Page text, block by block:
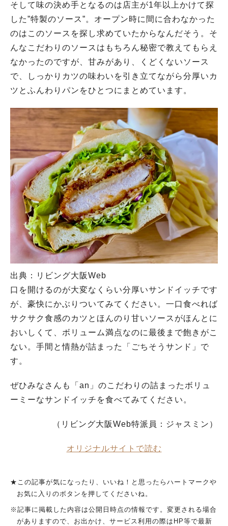
そして味の決め手となるのは店主が1年以上かけて探
した”特製のソース”。オープン時に間に合わなかった
のはこのソースを探し求めていたからなんだそう。そ
んなこだわりのソースはもちろん秘密で教えてもらえ
なかったのですが、甘みがあり、くどくないソース
で、しっかりカツの味わいを引き立てながら分厚いカ
ツとふんわりパンをひとつにまとめています。
出典：リビング大阪Web
口を開けるのが大変なくらい分厚いサンドイッチです
が、豪快にかぶりついてみてください。一口食べれば
サクサク食感のカツとほんのり甘いソースがほんとに
おいしくて、ボリューム満点なのに最後まで飽きがこ
ない。手間と情熱が詰まった「ごちそうサンド」で
す。
ぜひみなさんも「an」のこだわりの詰まったボリュ
ーミーなサンドイッチを食べてみてください。
（リビング大阪Web特派員：ジャスミン）
オリジナルサイトで読む
★この記事が気になったり、いいね！と思ったらハートマークや
お気に入りのボタンを押してくださいね。
※記事に掲載した内容は公開日時点の情報です。変更される場合
がありますので、お出かけ、サービス利用の際はHP等で最新